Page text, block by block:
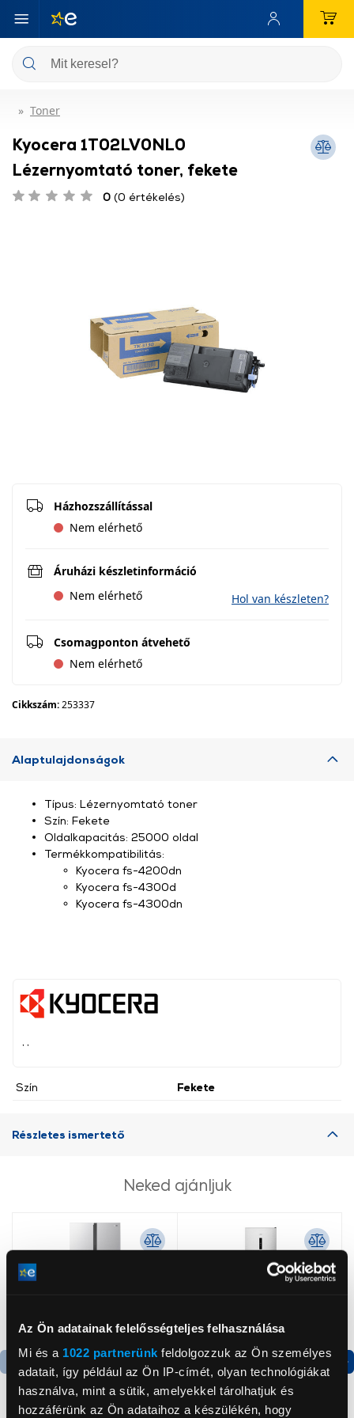
Az Ön adatainak felelősségteljes felhasználása
Mi és a 1022 partnerünk feldolgozzuk az Ön személyes
adatait, így például az Ön IP-címét, olyan technológiákat
használva, mint a sütik, amelyekkel tárolhatjuk és
hozzáférünk az Ön adataihoz a készülékén, hogy
Toner
Kyocera 1T02LV0NL0
Lézernyomtató toner, fekete
0 (0 értékelés)
Házhozszállítással
Nem elérhető
Áruházi készletinformáció
Nem elérhető
Hol van készleten?
Csomagponton átvehető
Nem elérhető
Cikkszám:253337
Alaptulajdonságok
Szín Fekete
Típus: Lézernyomtató toner
Szín: Fekete
Oldalkapacitás: 25000 oldal
Termékkompatibilitás:
Kyocera fs-4200dn
Kyocera fs-4300d
Kyocera fs-4300dn
Részletes ismertető
Neked ajánljuk